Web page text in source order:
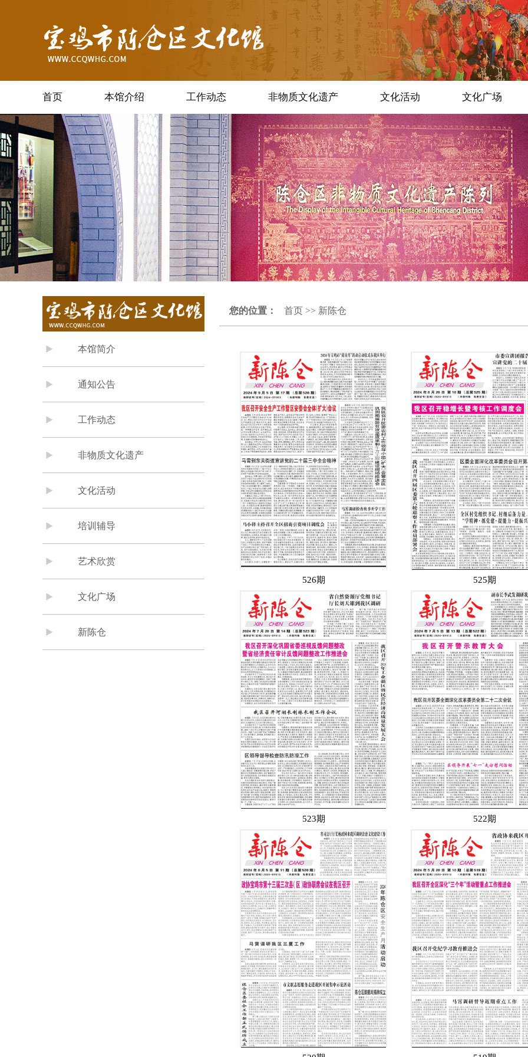
首页 本馆介绍 工作动态 非物质文化遗产 文化活动 文化广场
培训辅导
本馆简介
通知公告
工作动态
非物质文化遗产
文化活动
培训辅导
艺术欣赏
文化广场
新陈仓
您的位置： 首页>> 新陈仓
526期 525期
523期 522期